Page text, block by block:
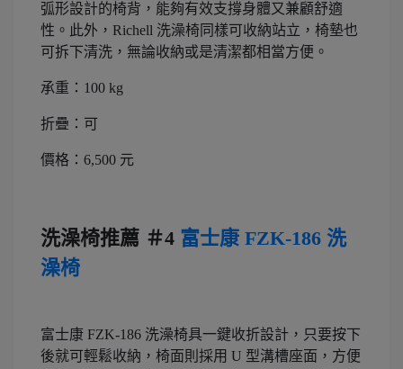
弧形設計的椅背，能夠有效支撐身體又兼顧舒適
性。此外，Richell 洗澡椅同樣可收納站立，椅墊也
可拆下清洗，無論收納或是清潔都相當方便。
承重：100 kg
折疊：可
價格：6,500 元
洗澡椅推薦 ＃4 富士康 FZK-186 洗
澡椅
富士康 FZK-186 洗澡椅具一鍵收折設計，只要按下
後就可輕鬆收納，椅面則採用 U 型溝槽座面，方便